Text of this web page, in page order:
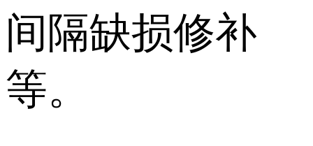
间隔缺损修补
等。